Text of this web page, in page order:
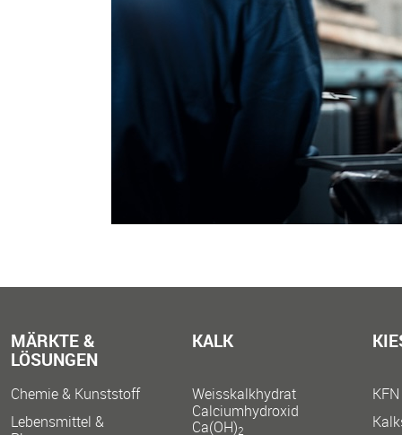
MÄRKTE &
LÖSUNGEN
Chemie & Kunststoff
Lebensmittel &
KALK
Weisskalkhydrat
Calciumhydroxid
Ca(OH)2